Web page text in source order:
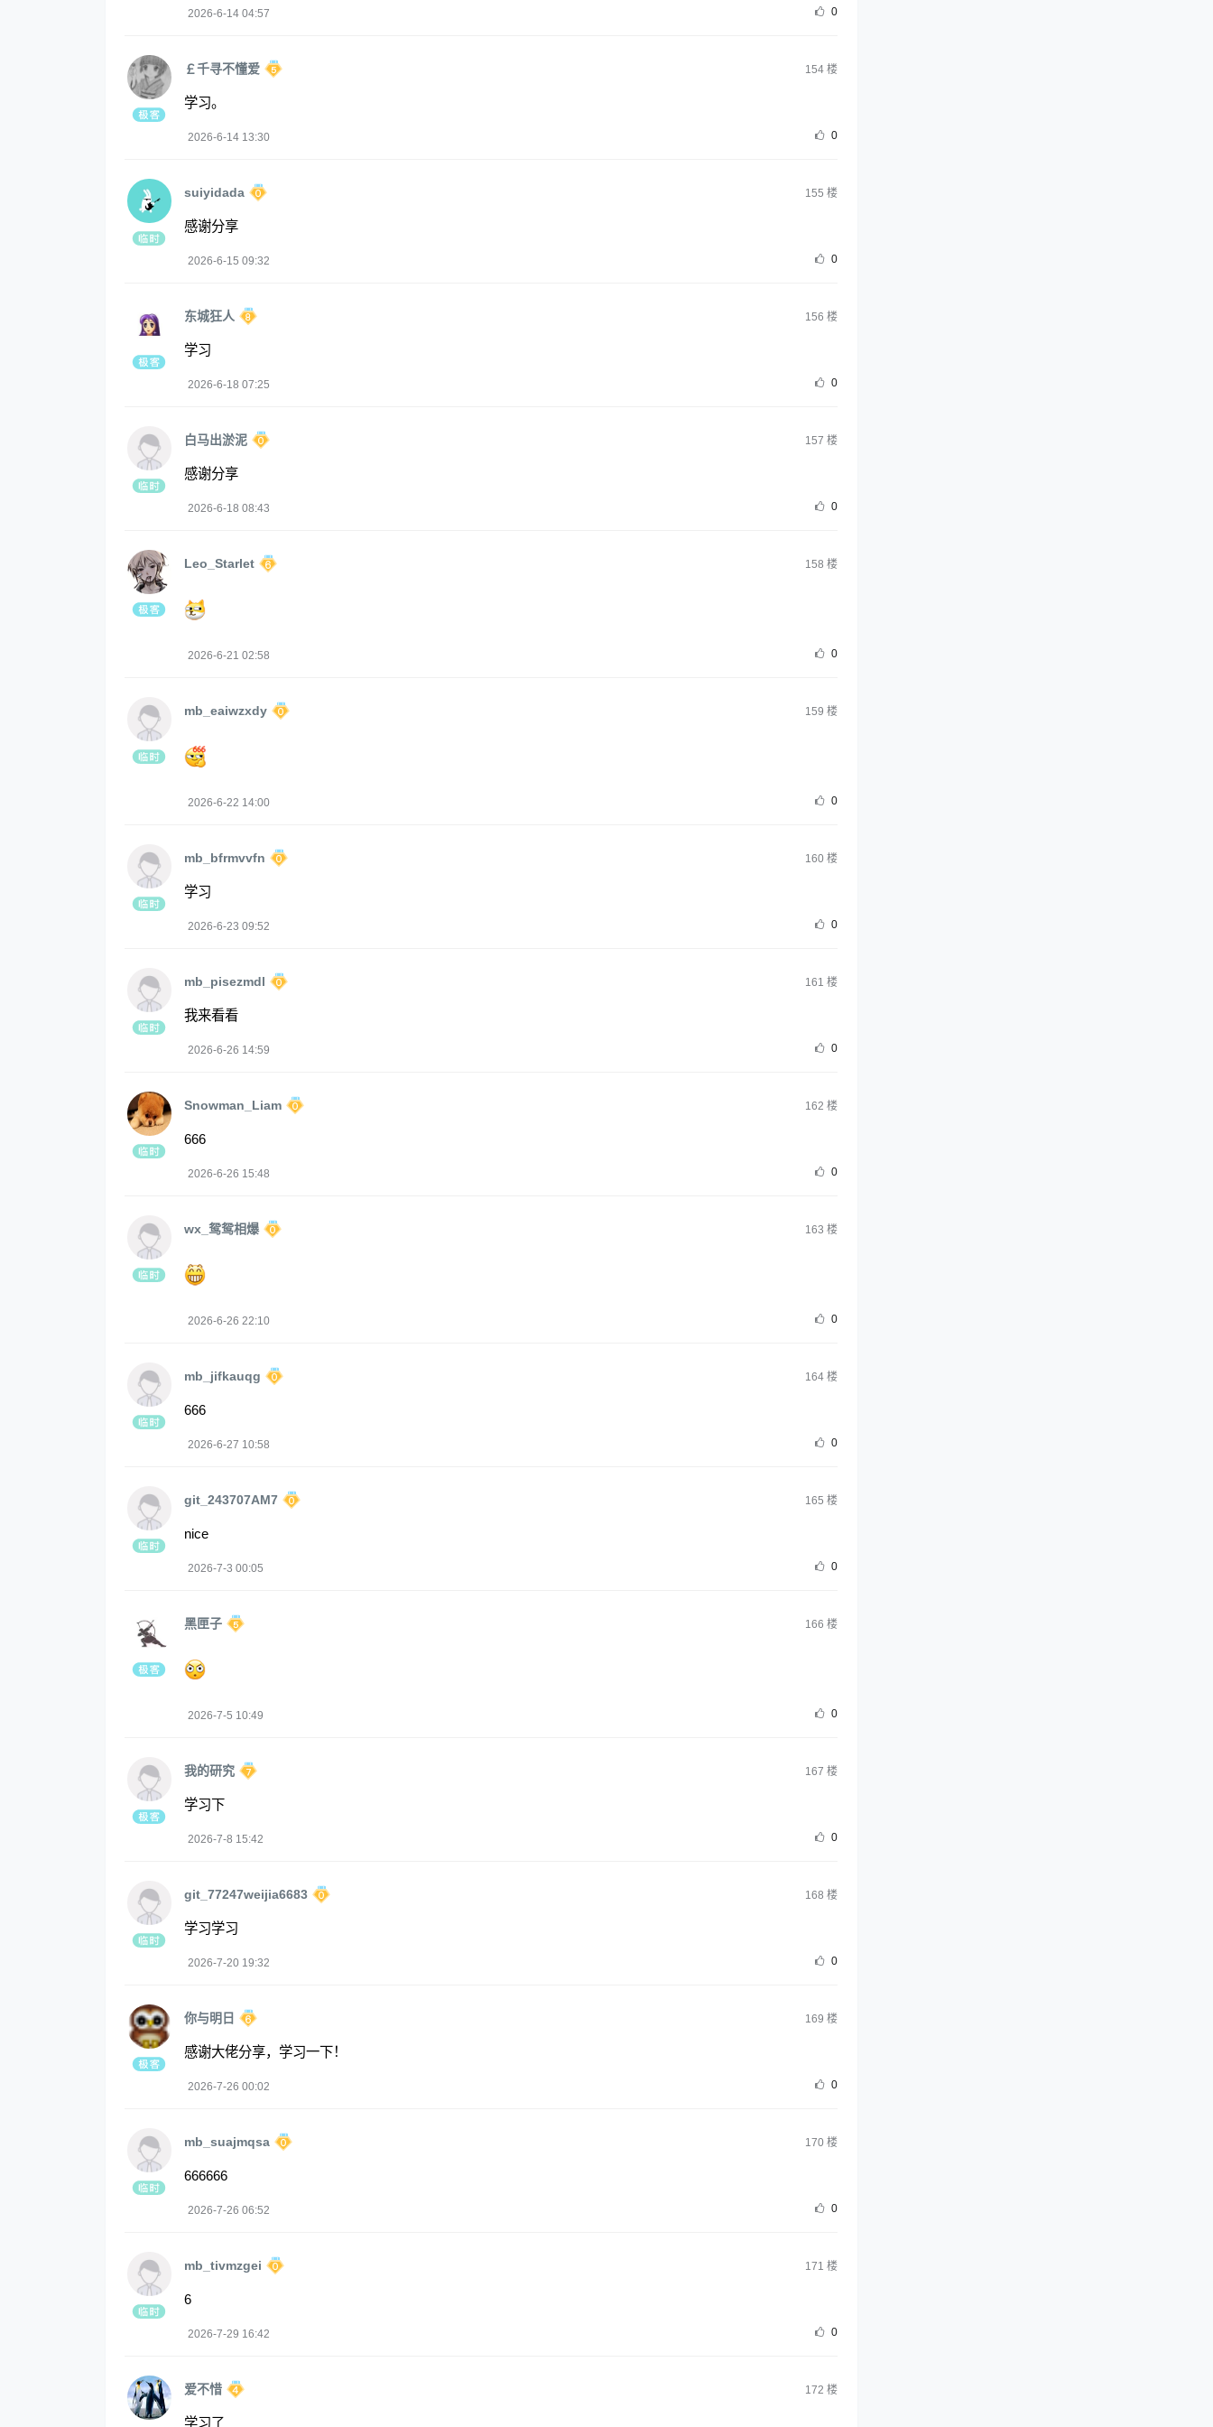
2026-6-14 04:57 0
￡千寻不懂爱 154 楼
学习。
2026-6-14 13:30 0
suiyidada 155 楼
感谢分享
2026-6-15 09:32 0
东城狂人 156 楼
学习
2026-6-18 07:25 0
白马出淤泥 157 楼
感谢分享
2026-6-18 08:43 0
Leo_Starlet 158 楼
2026-6-21 02:58 0
mb_eaiwzxdy 159 楼
2026-6-22 14:00 0
mb_bfrmvvfn 160 楼
学习
2026-6-23 09:52 0
mb_pisezmdl 161 楼
我来看看
2026-6-26 14:59 0
Snowman_Liam 162 楼
666
2026-6-26 15:48 0
wx_鸳鸳相爆 163 楼
2026-6-26 22:10 0
mb_jifkauqg 164 楼
666
2026-6-27 10:58 0
git_243707AM7 165 楼
nice
2026-7-3 00:05 0
黑匣子 166 楼
2026-7-5 10:49 0
我的研究 167 楼
学习下
2026-7-8 15:42 0
git_77247weijia6683 168 楼
学习学习
2026-7-20 19:32 0
你与明日 169 楼
感谢大佬分享，学习一下！
2026-7-26 00:02 0
mb_suajmqsa 170 楼
666666
2026-7-26 06:52 0
mb_tivmzgei 171 楼
6
2026-7-29 16:42 0
爱不惜 172 楼
学习了